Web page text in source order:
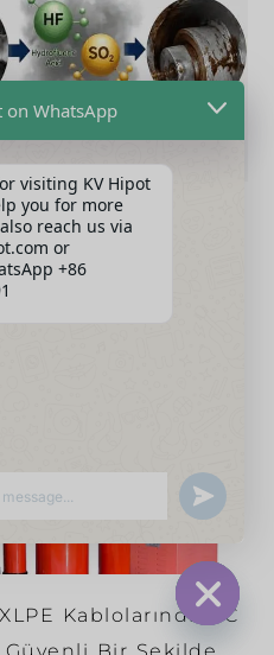
Nedir ve Neden
Kablolarında AC
HIDE
on WhatsApp
visiting KV Hipot
you for more
reach us via
or
+86
UNDEFINED